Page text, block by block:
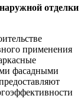
отделки
применения
фасадными